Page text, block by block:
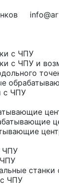
с ЧПУ
с ЧПУ и
с ЧПУ
ЧПУ
станки
ЧПУ